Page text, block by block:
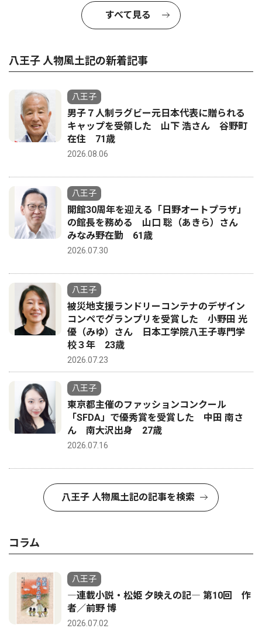
すべて見る
八王子 人物風土記の新着記事
八王子
男子７人制ラグビー元日本代表に贈られる
キャップを受領した 山下 浩さん 谷野町
在住 71歳
2026.08.06
八王子
開館30周年を迎える「日野オートプラザ」
の館長を務める 山口 聡（あきら）さん
みなみ野在勤 61歳
2026.07.30
八王子
被災地支援ランドリーコンテナのデザイン
コンペでグランプリを受賞した 小野田 光
優（みゆ）さん 日本工学院八王子専門学
校３年 23歳
2026.07.23
八王子
東京都主催のファッションコンクール
「SFDA」で優秀賞を受賞した 中田 南さ
ん 南大沢出身 27歳
2026.07.16
八王子 人物風土記の記事を検索
コラム
八王子
―連載小説・松姫 夕映えの記― 第10回 作
者／前野 博
2026.07.02